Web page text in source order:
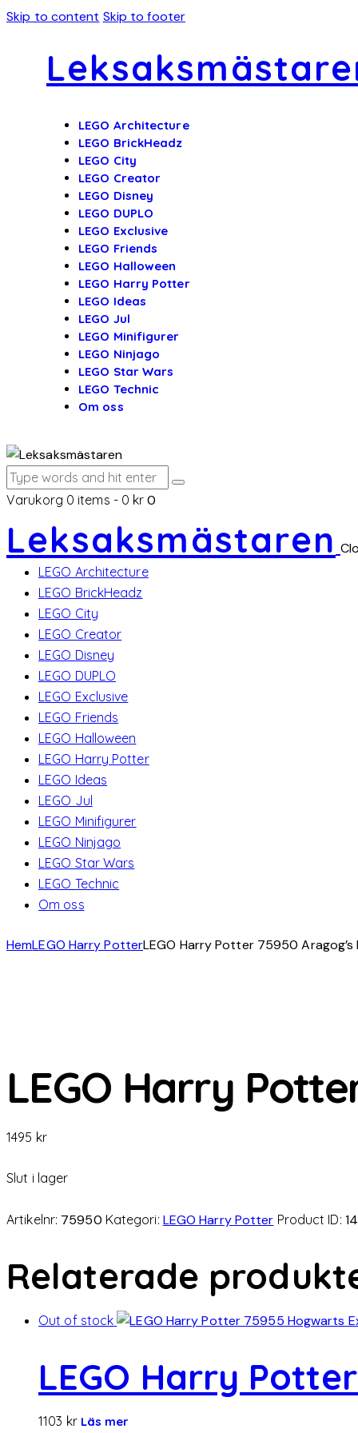
Skip to content Skip to footer
LEGO Architecture
LEGO BrickHeadz
LEGO City
LEGO Creator
LEGO Disney
LEGO DUPLO
LEGO Exclusive
LEGO Friends
LEGO Halloween
LEGO Harry Potter
LEGO Ideas
LEGO Jul
LEGO Minifigurer
LEGO Ninjago
LEGO Star Wars
LEGO Technic
Om oss
Varukorg 0 items - 0 kr 0
Leksaksmästaren
LEGO Architecture
LEGO BrickHeadz
LEGO City
LEGO Creator
LEGO Disney
LEGO DUPLO
LEGO Exclusive
LEGO Friends
LEGO Halloween
LEGO Harry Potter
LEGO Ideas
LEGO Jul
LEGO Minifigurer
LEGO Ninjago
LEGO Star Wars
LEGO Technic
Om oss
HemLEGO Harry PotterLEGO Harry Potter 75950 Aragog’s
LEGO Harry
1495 kr
Slut i lager
Artikelnr: 75950 Kategori: LEGO Harry Potter Product ID:
Relaterade
Out of stock
LEGO Harry
1103 kr Läs mer